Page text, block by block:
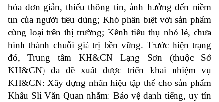
hóa đơn giản, thiếu thông tin, ảnh hưởng đến niềm
tin của người tiêu dùng; Khó phân biệt với sản phẩm
cùng loại trên thị trường; Kênh tiêu thụ nhỏ lẻ, chưa
hình thành chuỗi giá trị bền vững. Trước hiện trạng
đó, Trung tâm KH&CN Lạng Sơn (thuộc Sở
KH&CN) đã đề xuất được triển khai nhiệm vụ
KH&CN: Xây dựng nhãn hiệu tập thể cho sản phẩm
Khẩu Sli Văn Quan nhằm: Bảo vệ danh tiếng, uy tín